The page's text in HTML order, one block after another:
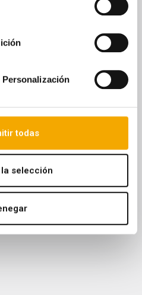
todas
selección